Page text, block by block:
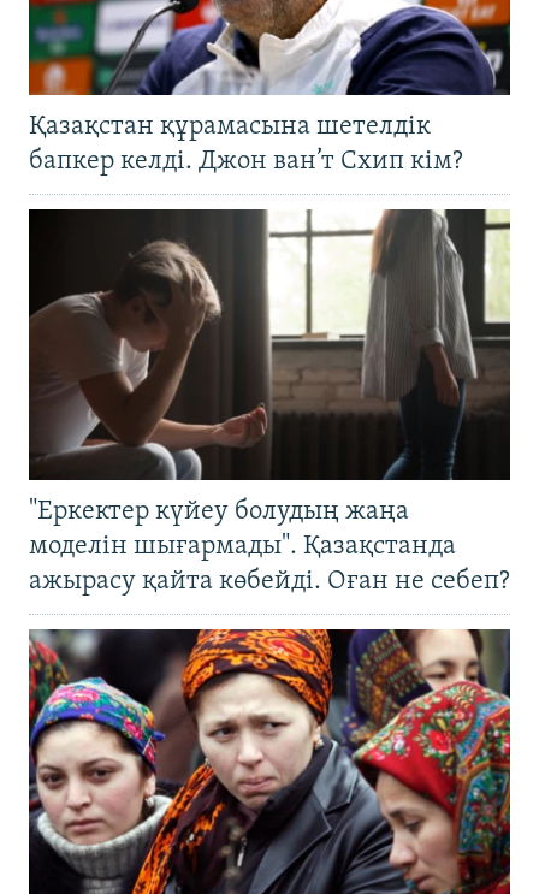
Қазақстан құрамасына шетелдік
бапкер келді. Джон ван’т Схип кім?
"Еркектер күйеу болудың жаңа
моделін шығармады". Қазақстанда
ажырасу қайта көбейді. Оған не себеп?